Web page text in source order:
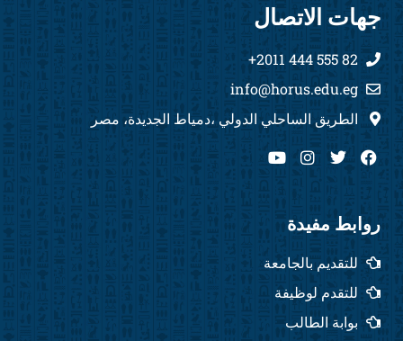
جهات الاتصال
82 555 444 2011+
info@horus.edu.eg
الطريق الساحلي الدولي ،دمياط الجديدة، مصر
F
a
b
o
o
k
T
w
t
e
I
n
a
g
a
m
Y
o
روابط مفيدة
للتقديم بالجامعة
للتقدم لوظيفة
بوابة الطالب